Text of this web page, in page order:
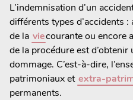
L’indemnisation d’un
différents types d’accidents :
de la viecourante ou encore
de la procédure est
dommage. C’est-à-dire,
patrimoniaux et extra-
permanents.